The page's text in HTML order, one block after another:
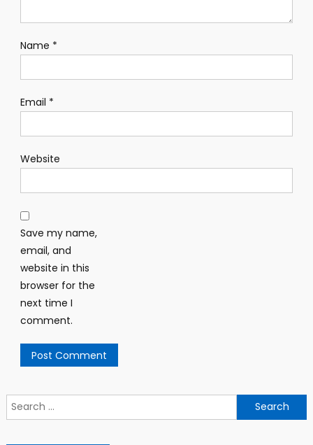
Name *
Email *
Website
Save my name,
email, and
website in this
browser for the
next time I
comment.
Search
for: